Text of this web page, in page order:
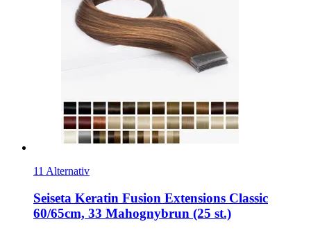
11 Alternativ
Seiseta Keratin Fusion Extensions Classic
60/65cm, 33 Mahognybrun (25 st.)